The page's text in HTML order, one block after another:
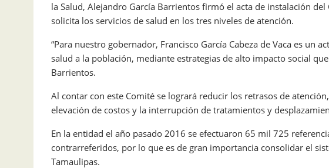
la Salud, Alejandro García Barrientos firmó el acta de instalación
solicita los servicios de salud en los tres niveles de atención.
“Para nuestro gobernador, Francisco García Cabeza de Vaca es un
salud a la población, mediante estrategias de alto impacto social
Barrientos.
Al contar con este Comité se logrará reducir los retrasos de
elevación de costos y la interrupción de tratamientos y
En la entidad el año pasado 2016 se efectuaron 65 mil 725
contrarreferidos, por lo que es de gran importancia consolidar el
Tamaulipas.